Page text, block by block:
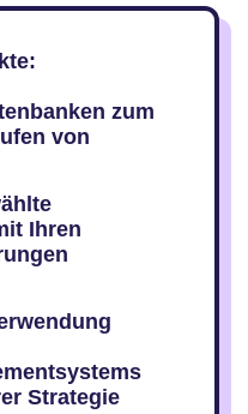
zum
von
Ihren
Strategie